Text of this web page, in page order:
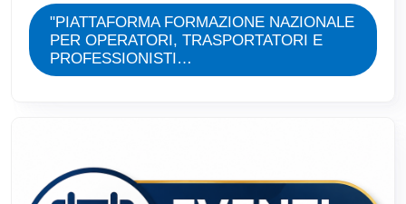
"PIATTAFORMA FORMAZIONE NAZIONALE
PER OPERATORI, TRASPORTATORI E
PROFESSIONISTI…